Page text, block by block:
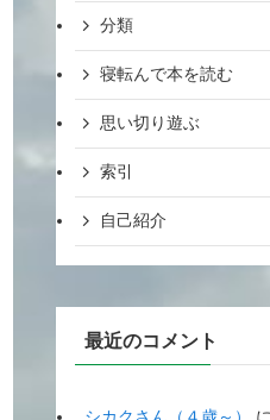
分類
寝転んで本を読む
思い切り遊ぶ
索引
自己紹介
最近のコメント